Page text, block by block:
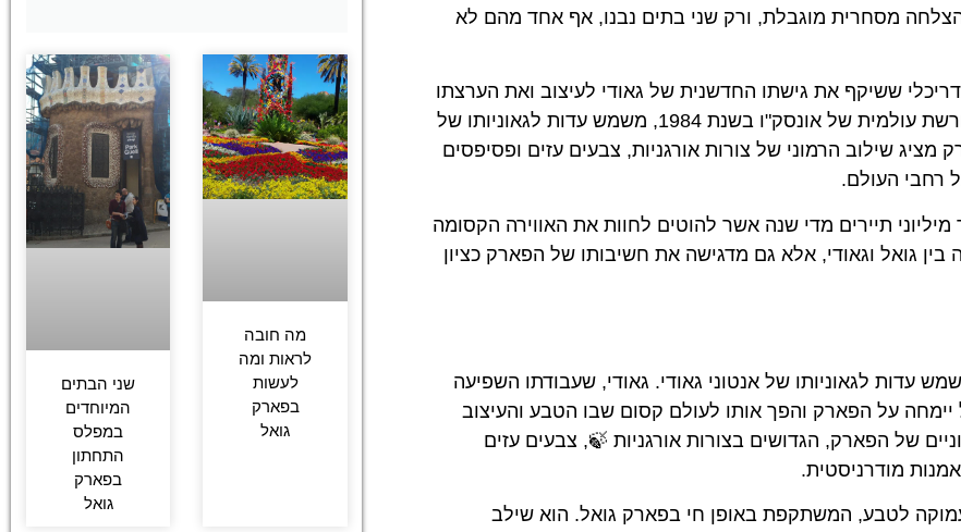
מסחרית מוגבלת, ורק שני בתים נבנו, אף אחד מהם לא
ששיקף את גישתו החדשנית של גאודי לעיצוב ואת הערצתו
העמוקה לצורות טבעיות. פארק גואל, שהוכרז כאתר מורשת עולמית של אונסק"ו בשנת 1984, משמש עדות לגאוניותו של
מציג שילוב הרמוני של צורות אורגניות, צבעים עזים ופסיפסים
רחבי העולם.
תיירים מדי שנה אשר להוטים לחוות את האווירה הקסומה
גואל וגאודי, אלא גם מדגישה את חשיבותו של הפארק כציון
עדות לגאוניותו של אנטוני גאודי. גאודי, שעבודתו השפיעה
על הפארק והפך אותו לעולם קסום שבו הטבע והעיצוב
של הפארק, הגדושים בצורות אורגניות 🍃, צבעים עזים
מודרניסטית.
לטבע, המשתקפת באופן חי בפארק גואל. הוא שילב
מה חובה
לראות ומה
לעשות
בפארק
גואל
שני הבתים
המיוחדים
במפלס
התחתון
בפארק
גואל